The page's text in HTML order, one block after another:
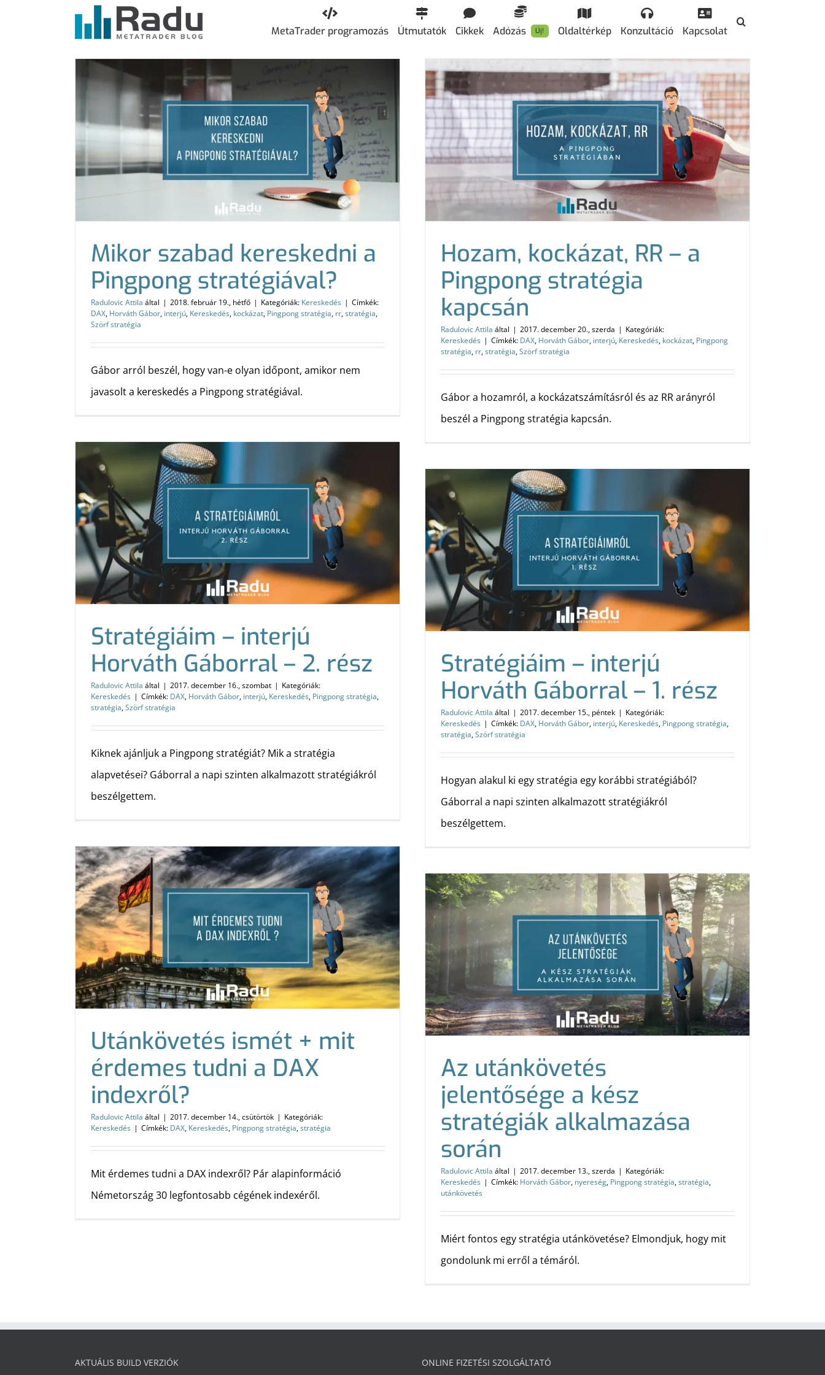
MetaTrader programozás Útmutatók Cikkek Adózás Új! Oldaltérkép Konzultáció Kapcsolat
Mikor szabad kereskedni a
Pingpong stratégiával?
Radulovic Attila által | 2018. február 19., hétfő | Kategóriák: Kereskedés | Címkék:
DAX, Horváth Gábor, interjú, Kereskedés, kockázat, Pingpong stratégia, rr,stratégia,
Szörf stratégia
Gábor arról beszél, hogy van-e olyan időpont, amikor nem
javasolt a kereskedés a Pingpong stratégiával.
Hozam, kockázat, RR – a
Pingpong stratégia
kapcsán
Radulovic Attila által | 2017. december 20., szerda | Kategóriák:
Kereskedés | Címkék: DAX, Horváth Gábor, interjú, Kereskedés, kockázat, Pingpong
stratégia, rr,stratégia,Szörf stratégia
Gábor a hozamról, a kockázatszámításról és az RR arányról
beszél a Pingpong stratégia kapcsán.
Stratégiáim – interjú
Horváth Gáborral – 2. rész
Radulovic Attila által | 2017. december 16., szombat | Kategóriák:
Kereskedés | Címkék: DAX, Horváth Gábor, interjú, Kereskedés, Pingpong stratégia,
stratégia,Szörf stratégia
Kiknek ajánljuk a Pingpong stratégiát? Mik a stratégia
alapvetései? Gáborral a napi szinten alkalmazott stratégiákról
beszélgettem.
Stratégiáim – interjú
Horváth Gáborral – 1. rész
Radulovic Attila által | 2017. december 15., péntek | Kategóriák:
Kereskedés | Címkék: DAX, Horváth Gábor, interjú, Kereskedés, Pingpong stratégia,
stratégia,Szörf stratégia
Hogyan alakul ki egy stratégia egy korábbi stratégiából?
Gáborral a napi szinten alkalmazott stratégiákról
beszélgettem.
Utánkövetés ismét + mit
érdemes tudni a DAX
indexről?
Radulovic Attila által | 2017. december 14., csütörtök | Kategóriák:
Kereskedés | Címkék: DAX, Kereskedés, Pingpong stratégia,stratégia
Mit érdemes tudni a DAX indexről? Pár alapinformáció
Németország 30 legfontosabb cégének indexéről.
Az utánkövetés
jelentősége a kész
stratégiák alkalmazása
során
Radulovic Attila által | 2017. december 13., szerda | Kategóriák:
Kereskedés | Címkék: Horváth Gábor, nyereség, Pingpong stratégia,stratégia,
utánkövetés
Miért fontos egy stratégia utánkövetése? Elmondjuk, hogy mit
gondolunk mi erről a témáról.
AKTUÁLIS BUILD VERZIÓK ONLINE FIZETÉSI SZOLGÁLTATÓ